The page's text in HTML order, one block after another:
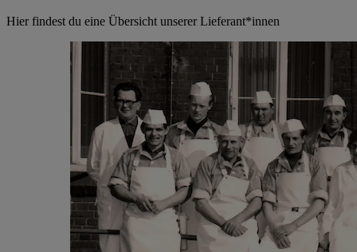
Hier findest du eine Übersicht unserer Lieferant*innen